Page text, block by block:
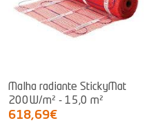
Malha radiante StickyMat
200W/m² - 15,0 m²
618,69€